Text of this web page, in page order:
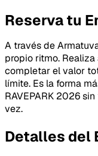
Reserva tu
A través de
propio ritmo.
completar el valor
límite. Es la forma
RAVEPARK 2026
vez.
Detalles del